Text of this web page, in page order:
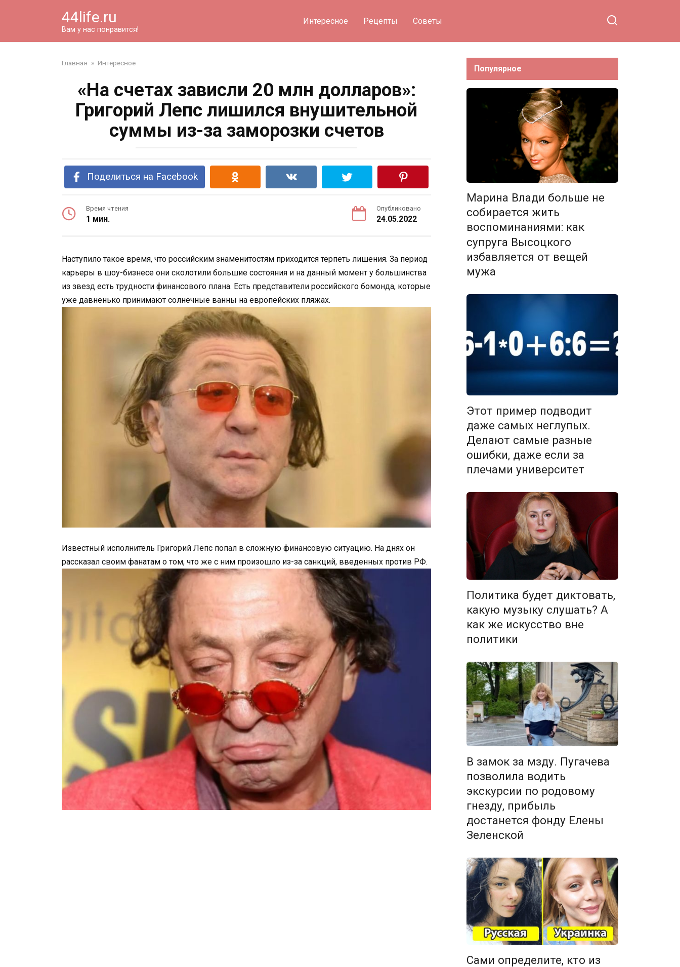
44life.ru
Вам у нас понравится!
Интересное Рецепты Советы
Главная » Интересное
«На счетах зависли 20 млн долларов»:
Григорий Лепс лишился внушительной
суммы из-за заморозки счетов
Поделиться на Facebook
Время чтения
1 мин.
Опубликовано
24.05.2022
Наступило такое время, что российским знаменитостям приходится терпеть лишения. За период
карьеры в шоу-бизнесе они сколотили большие состояния и на данный момент у большинства
из звезд есть трудности финансового плана. Есть представители российского бомонда, которые
уже давненько принимают солнечные ванны на европейских пляжах.
Известный исполнитель Григорий Лепс попал в сложную финансовую ситуацию. На днях он
рассказал своим фанатам о том, что же с ним произошло из-за санкций, введенных против РФ.
Популярное
Марина Влади больше не
собирается жить
воспоминаниями: как
супруга Высоцкого
избавляется от вещей
мужа
Этот пример подводит
даже самых неглупых.
Делают самые разные
ошибки, даже если за
плечами университет
Политика будет диктовать,
какую музыку слушать? А
как же искусство вне
политики
В замок за мзду. Пугачева
позволила водить
экскурсии по родовому
гнезду, прибыль
достанется фонду Елены
Зеленской
Сами определите, кто из